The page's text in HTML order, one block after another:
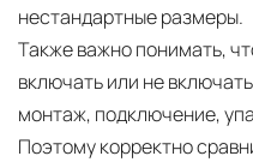
нестандартные размеры.
Также важно понимать,
включать или не
монтаж, подключение,
Поэтому корректно